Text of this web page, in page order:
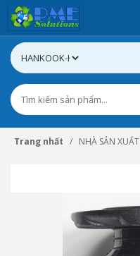
Trang nhất NHÀ SẢN XUẤT